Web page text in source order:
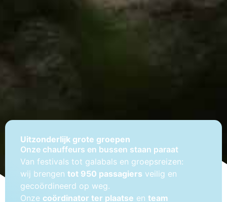
Uitzonderlijk grote groepen
Onze chauffeurs en bussen staan paraat
Van festivals tot galabals en groepsreizen:
wij brengen tot 950 passagiers veilig en
gecoördineerd op weg.
Onze coördinator ter plaatse en team